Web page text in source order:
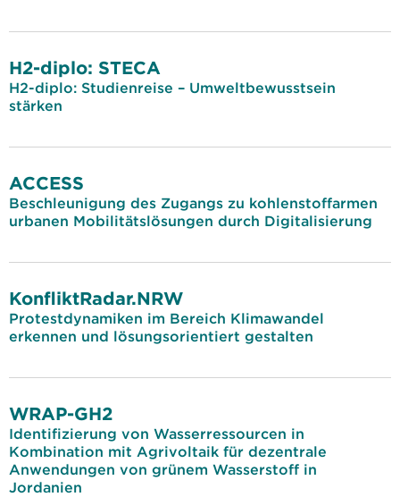
H2-diplo: STECA
H2-diplo: Studienreise – Umweltbewusstsein
stärken
ACCESS
Beschleunigung des Zugangs zu kohlenstoffarmen
urbanen Mobilitätslösungen durch Digitalisierung
KonfliktRadar.NRW
Protestdynamiken im Bereich Klimawandel
erkennen und lösungsorientiert gestalten
WRAP-GH2
Identifizierung von Wasserressourcen in
Kombination mit Agrivoltaik für dezentrale
Anwendungen von grünem Wasserstoff in
Jordanien